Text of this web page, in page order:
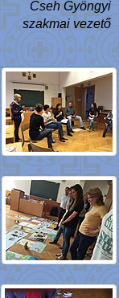
Cseh Gyöngyi
szakmai vezető